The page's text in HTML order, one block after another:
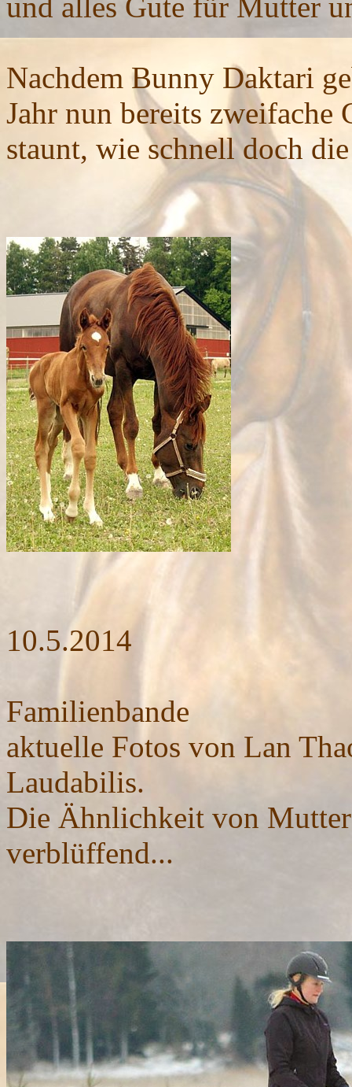
Nachdem Bunny Daktari
Jahr nun bereits zweifache
staunt, wie schnell doch
10.5.2014
Familienbande
aktuelle Fotos von Lan
Laudabilis.
Die Ähnlichkeit von
verblüffend...